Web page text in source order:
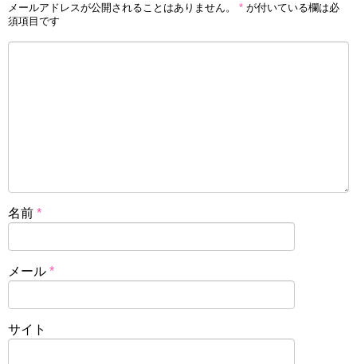
メールアドレスが公開されることはありません。 * が付いている欄は必
須項目です
名前 *
メール *
サイト